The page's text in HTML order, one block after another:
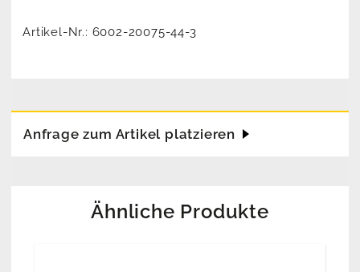
Artikel-Nr.: 6002-20075-44-3
Anfrage zum Artikel platzieren
Ähnliche Produkte